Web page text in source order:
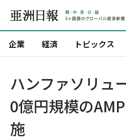
企業 経済 トピックス
ハンファソリュ
0億円規模の
施